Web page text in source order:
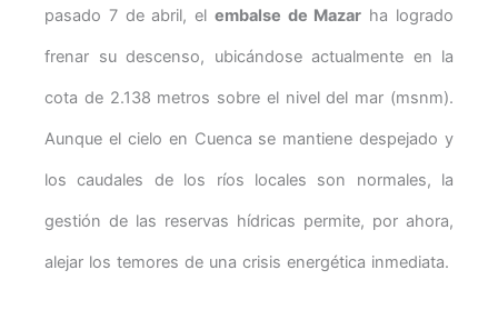
pasado 7 de abril, el embalse de Mazar ha logrado
frenar su descenso, ubicándose actualmente en la
cota de 2.138 metros sobre el nivel del mar (msnm).
Aunque el cielo en Cuenca se mantiene despejado y
los caudales de los ríos locales son normales, la
gestión de las reservas hídricas permite, por ahora,
alejar los temores de una crisis energética inmediata.